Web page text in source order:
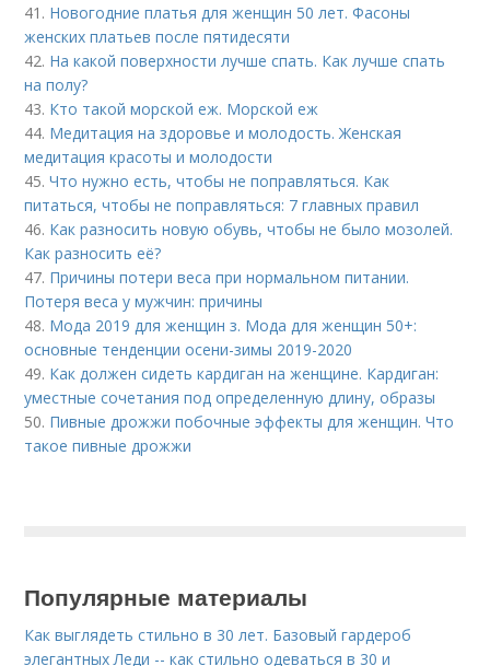
41. Новогодние платья для женщин 50 лет. Фасоны
женских платьев после пятидесяти
42. На какой поверхности лучше спать. Как лучше спать
на полу?
43. Кто такой морской еж. Морской еж
44. Медитация на здоровье и молодость. Женская
медитация красоты и молодости
45.Что нужно есть, чтобы не поправляться. Как
питаться, чтобы не поправляться: 7 главных правил
46. Как разносить новую обувь, чтобы не было мозолей.
Как разносить её?
47. Причины потери веса при нормальном питании.
Потеря веса у мужчин: причины
48. Мода 2019 для женщин з. Мода для женщин 50+:
основные тенденции осени-зимы 2019-2020
49. Как должен сидеть кардиган на женщине. Кардиган:
уместные сочетания под определенную длину, образы
50. Пивные дрожжи побочные эффекты для женщин. Что
такое пивные дрожжи
Популярные материалы
Как выглядеть стильно в 30 лет. Базовый гардероб
элегантных Леди -- как стильно одеваться в 30 и